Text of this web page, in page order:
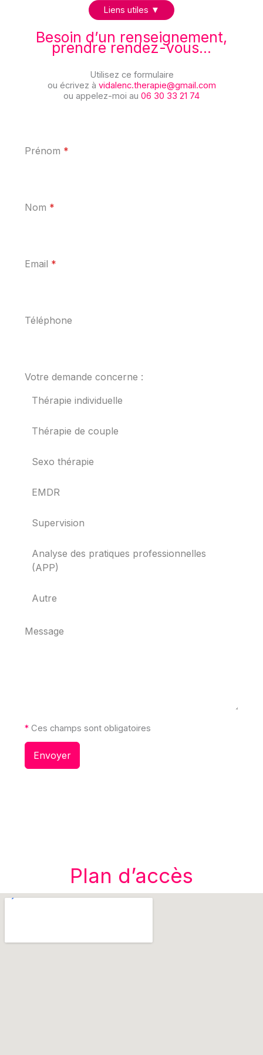
Liens utiles ▼
Besoin d’un renseignement,
prendre rendez-vous…
Utilisez ce formulaire
ou écrivez à vidalenc.therapie@gmail.com
ou appelez-moi au 06 30 33 21 74
Prénom *
Nom *
Email *
Téléphone
Votre demande concerne :
Thérapie individuelle
Thérapie de couple
Sexo thérapie
EMDR
Supervision
Analyse des pratiques professionnelles
(APP)
Autre
Message
* Ces champs sont obligatoires
Envoyer
Plan d’accès